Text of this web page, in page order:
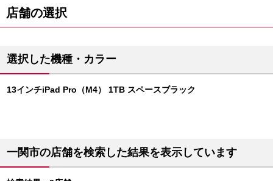
店舗の選択
選択した機種・カラー
13インチiPad Pro（M4） 1TB スペースブラック
一関市の店舗を検索した結果を表示しています